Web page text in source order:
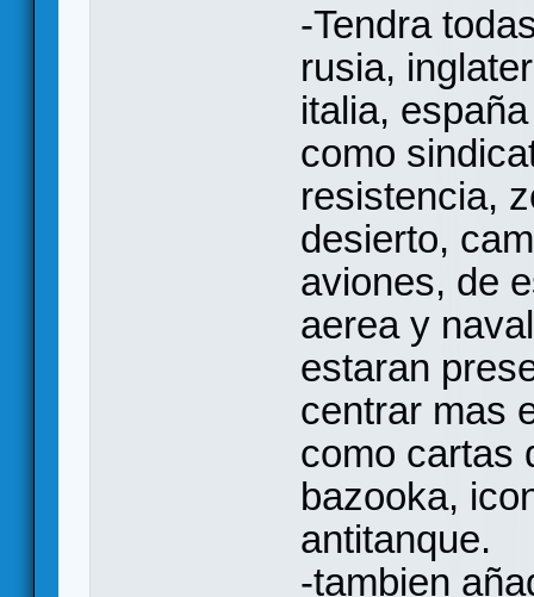
-Tendra
rusia,
italia,
como
resistencia,
desierto,
aviones, de
aerea y
estaran
centrar mas
como cartas
bazooka,
antitanque.
-tambien